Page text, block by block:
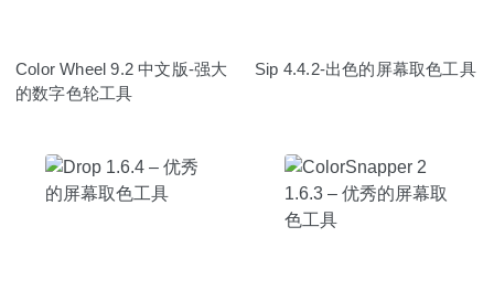
Color Wheel 9.2 中文版-强大
的数字色轮工具
Sip 4.4.2-出色的屏幕取色工具